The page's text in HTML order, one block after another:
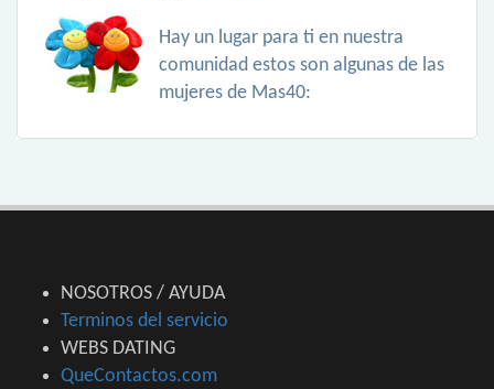
Hay un lugar para ti en nuestra
comunidad estos son algunas de las
mujeres de Mas40:
NOSOTROS / AYUDA
Terminos del servicio
WEBS DATING
QueContactos.com